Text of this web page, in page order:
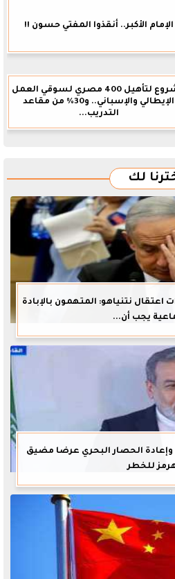
الإمام الأكبر.. أنقذوا المفتي حسون !!
مشروع لتأهيل 400 مصري لسوقي العمل
الإيطالي والإسباني.. و30% من مقاعد
التدريب...
لك
نتنياهو: المتهمون بالإبادة
يجب أن...
وإعادة الحصار البحري عرضا مضيق
للخطر